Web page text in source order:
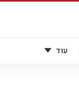
עוד